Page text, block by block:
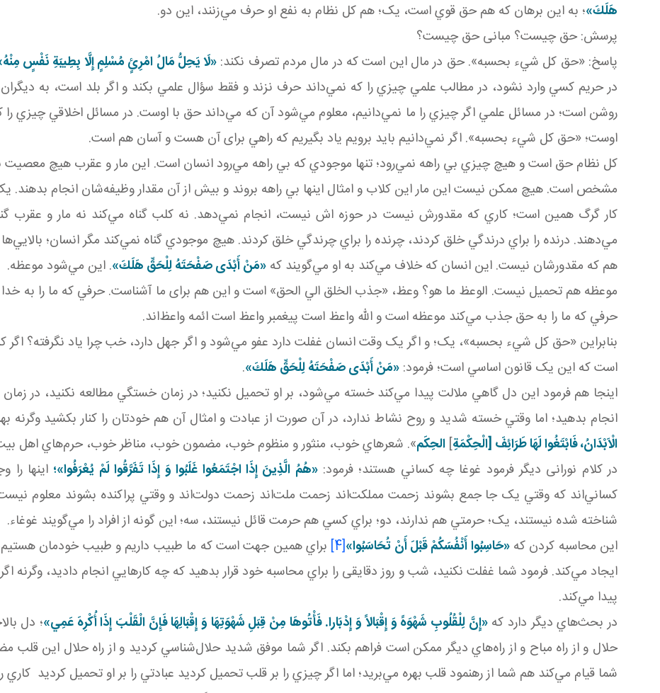
هَلَكَ»؛ به اين برهان که هم حق قوي است، يک؛ هم کل نظام به نفع او حرف مي‌زنند، اين دو.
پرسش: حق چيست؟ مبانی حق چيست؟
پاسخ: «حق کل شيء بحسبه». حق در مال اين است که در مال مردم تصرف نکند: «لَا يَحِلُّ مَالُ امْرِئٍ مُسْلِمٍ إِلَّا بِطِيبَةِ نَفْسٍ
در حريم کسي وارد نشود، در مطالب علمي چيزي را که نمي‌داند حرف نزند و فقط سؤال علمي بکند و اگر بلد است، به
روشن است؛ در مسائل علمي اگر چيزي را ما نمي‌دانيم، معلوم مي‌شود آن که مي‌داند حق با اوست. در مسائل اخلاقي چيزي
اوست؛ «حق کل شيء بحسبه». اگر نمي‌دانيم بايد برويم ياد بگيريم که راهي برای آن هست و آسان‌ هم است.
کل نظام حق است و هيچ چيزي بي راهه نمي‌رود؛ تنها موجودي که بي راهه مي‌رود انسان است. اين مار و عقرب هيچ معصيت
مشخص است. هيچ ممکن نيست اين مار اين کلاب و امثال اينها بي راهه بروند و بيش از آن مقدار وظيفه‌شان انجام
کار گرگ همين است؛ کاري که مقدورش نيست در حوزه اش نيست، انجام نمي‌دهد. نه کلب گناه مي‌کند نه مار و عقرب
مي‌دهند. درنده را براي درندگي خلق کردند، چرنده را براي چرندگي خلق کردند. هيچ موجودي گناه نمي‌کند مگر انسان؛
هم که مقدورشان نيست. اين انسان که خلاف مي‌کند به او مي‌گويند که «مَنْ أَبْدَى صَفْحَتَهُ لِلْحَقِّ هَلَكَ». اين مي‌شود موعظه.
موعظه هم تحميل نيست. الوعظ ما هو؟ وعظ، «جذب الخلق الي الحق» است و اين هم برای ما آشناست. حرفي که ما را به
حرفي که ما را به حق جذب مي‌کند موعظه است و الله واعظ است پيغمبر واعظ است ائمه واعظ‌اند.
بنابراين «حق کل شيء بحسبه»، يک؛ و اگر يک وقت انسان غفلت دارد عفو مي‌شود و اگر جهل دارد، خب چرا ياد نگرفته؟
است که اين يک قانون اساسي است؛ فرمود: «مَنْ أَبْدَى صَفْحَتَهُ لِلْحَقِّ هَلَكَ».
اينجا هم فرمود اين دل گاهي ملالت پيدا مي‌کند خسته مي‌شود، بر او تحميل نکنيد؛ در زمان خستگي مطالعه نکنيد، در
انجام بدهيد؛ اما وقتي خسته شديد و روح نشاط ندارد، در آن صورت از عبادت و امثال آن هم خودتان را کنار بکشيد وگرنه
الْاَبْدَانُ، فَابْتَغُوا لَهَا طَرَائِفَ [الْحِكْمَةِ] الحِکَم». شعرهاي خوب، منثور و منظوم خوب، مضمون خوب، مناظر خوب، حرم‌هاي اهل
در کلام نورانی ديگر فرمود غوغا چه کساني هستند؛ فرمود:«هُمُ الَّذِينَ إِذَا اجْتَمَعُوا غَلَبُوا وَ إِذَا تَفَرَّقُوا لَمْ يُعْرَفُوا»؛ اينها
کساني‌اند که وقتي يک جا جمع بشوند زحمت مملکت‌اند زحمت ملت‌اند زحمت دولت‌اند و وقتي پراکنده بشوند معلوم
شناخته شده نيستند، يک؛ حرمتي هم ندارند، دو؛ براي کسي هم حرمت قائل نيستند، سه؛ اين ‌گونه از افراد را مي‌گويند غوغاء.
اين محاسبه کردن که«حَاسِبُوا أَنْفُسَكُمْ قَبْلَ أَنْ تُحَاسَبُوا»[4]
براي همين جهت است که ما طبيب داريم و طبيب خودمان
ايجاد مي‌کند. فرمود شما غفلت نکنيد، شب و روز دقايقی را براي محاسبه خود قرار بدهيد که چه کارهايي انجام داديد، وگرنه
پيدا مي‌کند.
در بحث‌هاي ديگر دارد که«إِنَّ لِلْقُلُوبِ شَهْوَهً وَ إِقْبَالاً وَ إِدْبَارا.فَأْتُوهَا مِنْ قِبَلِ شَهْوَتِهَا وَ إِقْبَالِهَا فَإِنَّ الْقَلْبَ إِذَا أُکْرِهَ عَمِي»؛ دل
حلال و از راه مباح و از راه‌هاي ديگر ممکن است فراهم بکند. اگر شما موفق شديد حلال‌شناسي کرديد و از راه حلال اين قلب
شما قيام مي‌کند هم شما از رهنمود قلب بهره مي‌بريد؛ اما اگر چيزي را بر قلب تحميل کرديد عبادتي را بر او تحميل کرديد